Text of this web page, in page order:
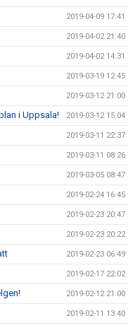
2019-04-09 17:41
2019-04-02 21:40
2019-04-02 14:31
2019-03-19 12:45
2019-03-12 21:00
i Uppsala! 2019-03-12 15:04
2019-03-11 22:37
2019-03-11 08:26
2019-03-05 08:47
2019-02-24 16:45
2019-02-23 20:47
2019-02-23 20:22
2019-02-23 06:49
2019-02-17 22:02
2019-02-12 21:00
2019-02-11 13:40